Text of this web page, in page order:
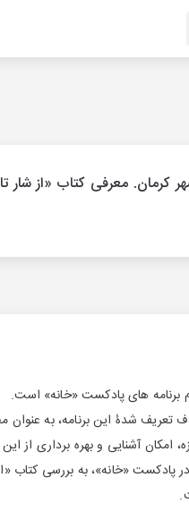
کرمان. معرفی کتاب «از شار تا
برنامه های پادکست «خانه» است.
شدۀ این برنامه، به عنوان
امکان آشنایی و بهره برداری از
«خانه»، به بررسی کتاب «از